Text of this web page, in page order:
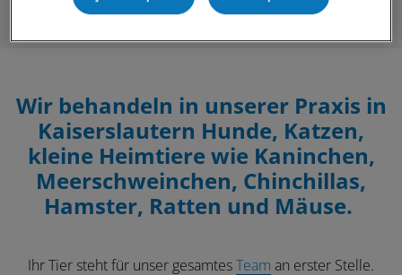
Wir behandeln in unserer Praxis in
Kaiserslautern Hunde, Katzen,
kleine Heimtiere wie Kaninchen,
Meerschweinchen, Chinchillas,
Hamster, Ratten und Mäuse.
Ihr Tier steht für unser gesamtes Team an erster Stelle.